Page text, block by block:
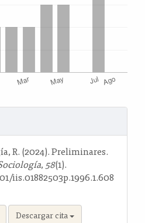
R. (2024). Preliminares.
,58(1).
iis.01882503p.1996.1.608
Descargar cita